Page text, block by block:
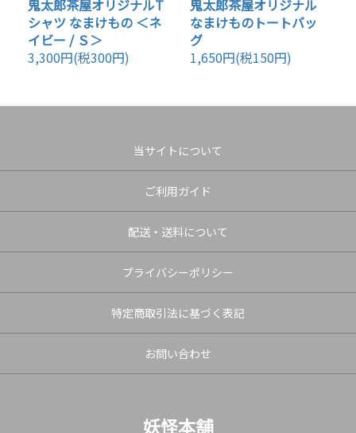
鬼太郎茶屋オリジナルT
シャツ なまけもの ＜ネ
イビー / Ｓ＞
3,300円(税300円)
鬼太郎茶屋オリジナル
なまけものトートバッ
グ
1,650円(税150円)
当サイトについて
ご利用ガイド
配送・送料について
プライバシーポリシー
特定商取引法に基づく表記
お問い合わせ
妖怪本舗